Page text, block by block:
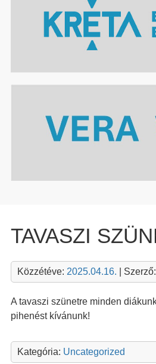
TAVASZI
Közzétéve: 2025.04.16. | Szerző:
A tavaszi szünetre minden
pihenést kívánunk!
Kategória: Uncategorized